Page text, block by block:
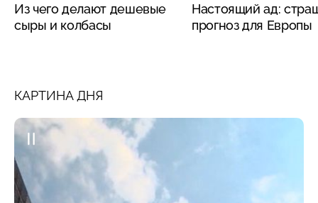
Из чего делают дешевые
сыры и колбасы
Настоящий ад:
прогноз для Европы
КАРТИНА ДНЯ